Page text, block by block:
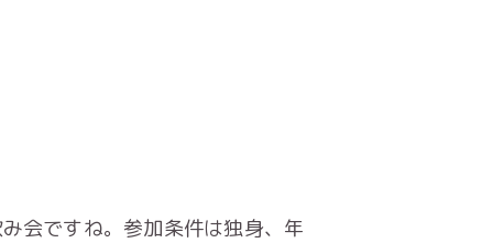
会ですね。参加条件は独身、年